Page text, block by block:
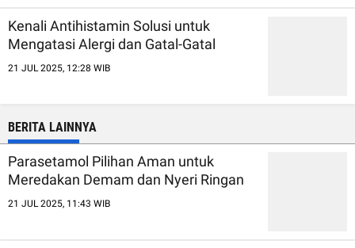
Kenali Antihistamin Solusi untuk
Mengatasi Alergi dan Gatal-Gatal
21 JUL 2025, 12:28 WIB
BERITA LAINNYA
Parasetamol Pilihan Aman untuk
Meredakan Demam dan Nyeri Ringan
21 JUL 2025, 11:43 WIB